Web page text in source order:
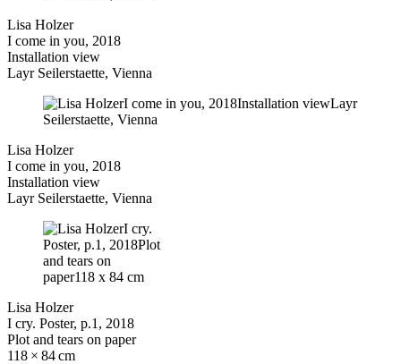
Lisa Holzer
I come in you, 2018
Installation view
Layr Seilerstaette, Vienna
Lisa Holzer
I come in you, 2018
Installation view
Layr Seilerstaette, Vienna
Lisa Holzer
I cry. Poster, p.1, 2018
Plot and tears on paper
118 × 84 cm